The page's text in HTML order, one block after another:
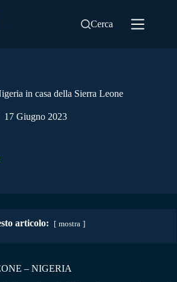
Cerca
in casa della Sierra Leone
17 Giugno 2023
articolo: mostra
– NIGERIA